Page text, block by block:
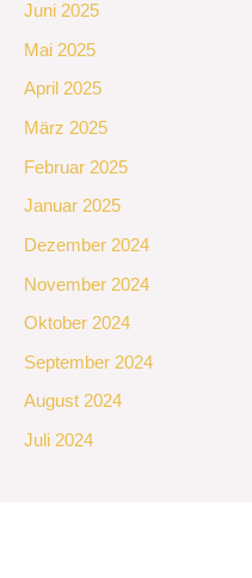
Juni 2025
Mai 2025
April 2025
März 2025
Februar 2025
Januar 2025
Dezember 2024
November 2024
Oktober 2024
September 2024
August 2024
Juli 2024